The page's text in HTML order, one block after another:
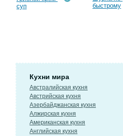
суп
быстрому
Кухни мира
Австралийская кухня
Австрийская кухня
Азербайджанская кухня
Алжирская кухня
Американская кухня
Английская кухня